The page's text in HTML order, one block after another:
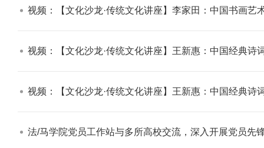
视频：【文化沙龙·传统文化讲座】李家田：中国书画艺
视频：【文化沙龙·传统文化讲座】王新惠：中国经典诗
视频：【文化沙龙·传统文化讲座】王新惠：中国经典诗
法/马学院党员工作站与多所高校交流，深入开展党员先